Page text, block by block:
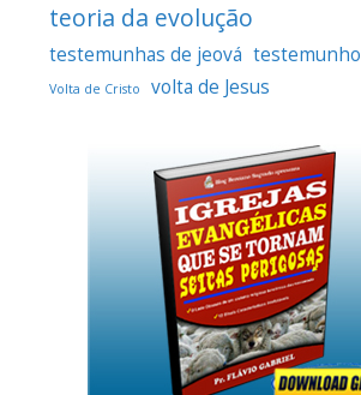
teoria da evolução
testemunhas de jeová testemunho
Volta de Cristo
volta de Jesus